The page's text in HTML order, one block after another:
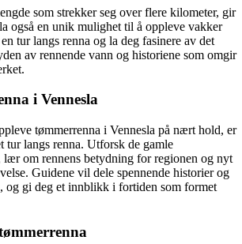
som strekker seg over flere kilometer, gir
også en unik mulighet til å oppleve vakker
tur langs renna og la deg fasinere av det
av rennende vann og historiene som omgir
i Vennesla
tømmerrenna i Vennesla på nært hold, er
tur langs renna. Utforsk de gamle
lær om rennens betydning for regionen og nyt
Guidene vil dele spennende historier og
og gi deg et innblikk i fortiden som formet